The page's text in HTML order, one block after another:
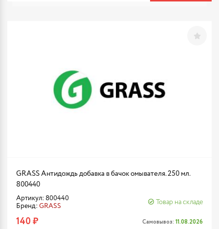
GRASS Антидождь добавка в бачок омывателя. 250 мл.
800440
Артикул: 800440
Бренд: GRASS
Товар на складе
140 ₽ Самовывоз: 11.08.2026